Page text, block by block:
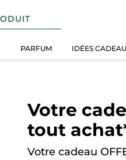
PARFUM IDÉES
Votre
tout
Votre cadeau